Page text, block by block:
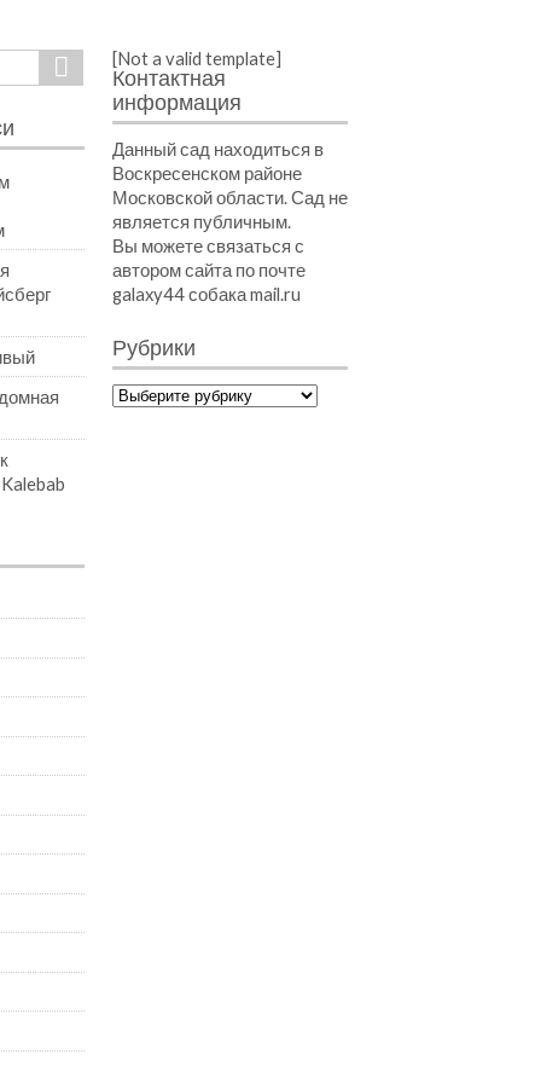
Search[Not a valid template]
Контактная
информация
Данный сад находиться в
Воскресенском районе
Московской области. Сад не
является публичным.
Вы можете связаться с
автором сайта по почте
galaxy44 собака mail.ru
Рубрики
Рубрики